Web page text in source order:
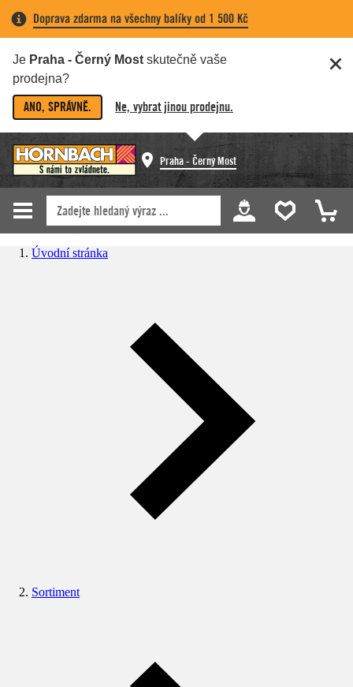
Doprava zdarma na všechny balíky od 1 500 Kč
Je Praha - Černý Most skutečně vaše
prodejna?
ANO, SPRÁVNĚ. Ne, vybrat jinou prodejnu.
Praha - Černý Most
Úvodní stránka
Sortiment